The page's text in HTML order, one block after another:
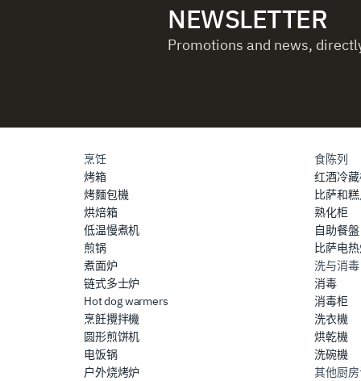
NEWSLETTER
Promotions and news,
烹饪
烤箱
烤麵包機
烘焙箱
低温慢煮机
煎锅
煮面炉
链式多士炉
Hot dog warmers
烹飪攪拌機
圆形煎饼机
电饭锅
户外烧烤炉
食陈列
红酒冷
比萨和
熟化柜
自助餐盤
比萨电
洗与消毒
消毒
消毒柜
洗衣機
烘乾機
洗碗機
其他厨